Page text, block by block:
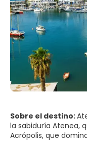
Sobre el destino:
la sabiduría Atenea,
Acrópolis, que